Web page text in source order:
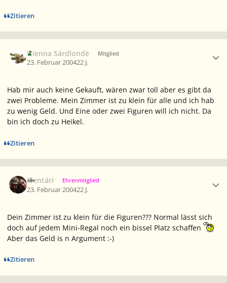
Zitieren
Nienna Sárdlondë Mitglied
23. Februar 200422 J.
Hab mir auch keine Gekauft, wären zwar toll aber es gibt da
zwei Probleme. Mein Zimmer ist zu klein für alle und ich hab
zu wenig Geld. Und Eine oder zwei Figuren will ich nicht. Da
bin ich doch zu Heikel.
Zitieren
Elentári Ehrenmitglied
23. Februar 200422 J.
Dein Zimmer ist zu klein für die Figuren??? Normal lässt sich
doch auf jedem Mini-Regal noch ein bissel Platz schaffen
Aber das Geld is n Argument :-)
Zitieren